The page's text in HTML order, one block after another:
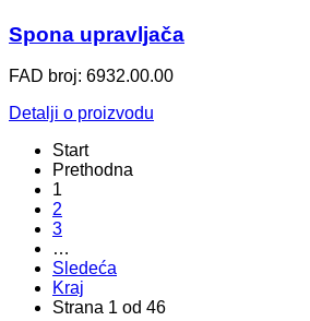
Spona upravljača
FAD broj: 6932.00.00
Detalji o proizvodu
Start
Prethodna
1
2
3
…
Sledeća
Kraj
Strana 1 od 46